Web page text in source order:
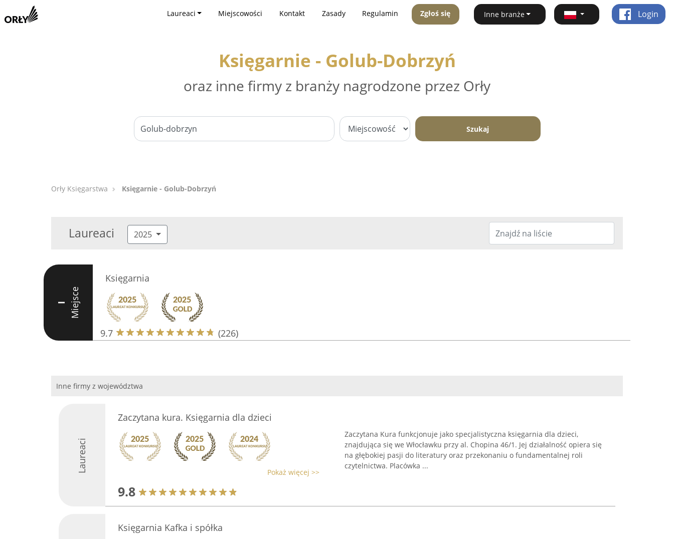
Laureaci Miejscowości Kontakt Zasady Regulamin Zgłoś się Inne branże Login
Księgarnie - Golub-Dobrzyń
oraz inne firmy z branży nagrodzone przez Orły
Szukaj
Orły Księgarstwa Księgarnie - Golub-Dobrzyń
Laureaci 2025
I Miejsce
Księgarnia
9.7 (226)
Inne firmy z województwa
Laureaci
Zaczytana kura. Księgarnia dla dzieci
Pokaż więcej >>
9.8
Zaczytana Kura funkcjonuje jako specjalistyczna księgarnia dla dzieci,
znajdująca się we Włocławku przy al. Chopina 46/1. Jej działalność opiera się
na głębokiej pasji do literatury oraz przekonaniu o fundamentalnej roli
czytelnictwa. Placówka ...
Księgarnia Kafka i spółka